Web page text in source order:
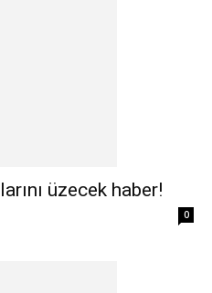
üzecek haber!
0